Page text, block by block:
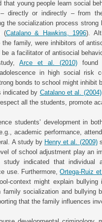
that young people learn social
directly or indirectly – from
the socialization process
(Catalano & Hawkins, 1996).
the family, were inhibitors of
a facilitator of antisocial
Arce et al. (2010) found
in high social risk
bonds to school might
indicated by Catalano et al. (2004)
all the students, promote
students’ development in
academic performance,
A study by Henry et al. (2009)
of school adjustment play an
study indicated that individual
use. Furthermore,Ortega-Ruiz
context might explain
family socialization and bullying
that the family influences